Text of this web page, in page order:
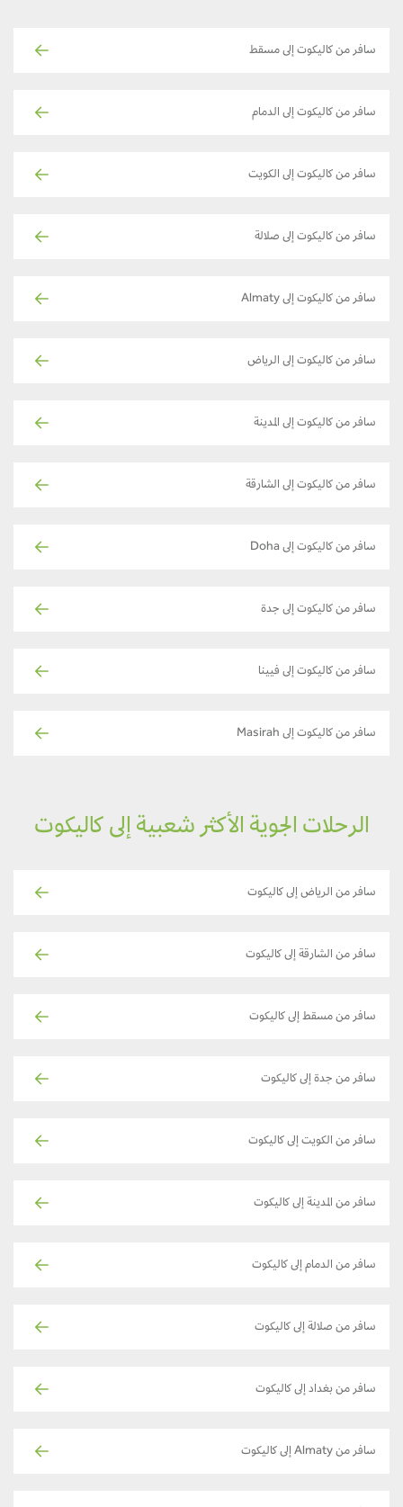
سافر من كاليكوت إلى مسقط
سافر من كاليكوت إلى الدمام
سافر من كاليكوت إلى الكويت
سافر من كاليكوت إلى صلالة
سافر من كاليكوت إلى Almaty
سافر من كاليكوت إلى الرياض
سافر من كاليكوت إلى المدينة
سافر من كاليكوت إلى الشارقة
سافر من كاليكوت إلى Doha
سافر من كاليكوت إلى جدة
سافر من كاليكوت إلى فيينا
سافر من كاليكوت إلى Masirah
الرحلات الجوية الأكثر شعبية إلى كاليكوت
سافر من الرياض إلى كاليكوت
سافر من الشارقة إلى كاليكوت
سافر من مسقط إلى كاليكوت
سافر من جدة إلى كاليكوت
سافر من الكويت إلى كاليكوت
سافر من المدينة إلى كاليكوت
سافر من الدمام إلى كاليكوت
سافر من صلالة إلى كاليكوت
سافر من بغداد إلى كاليكوت
سافر من Almaty إلى كاليكوت